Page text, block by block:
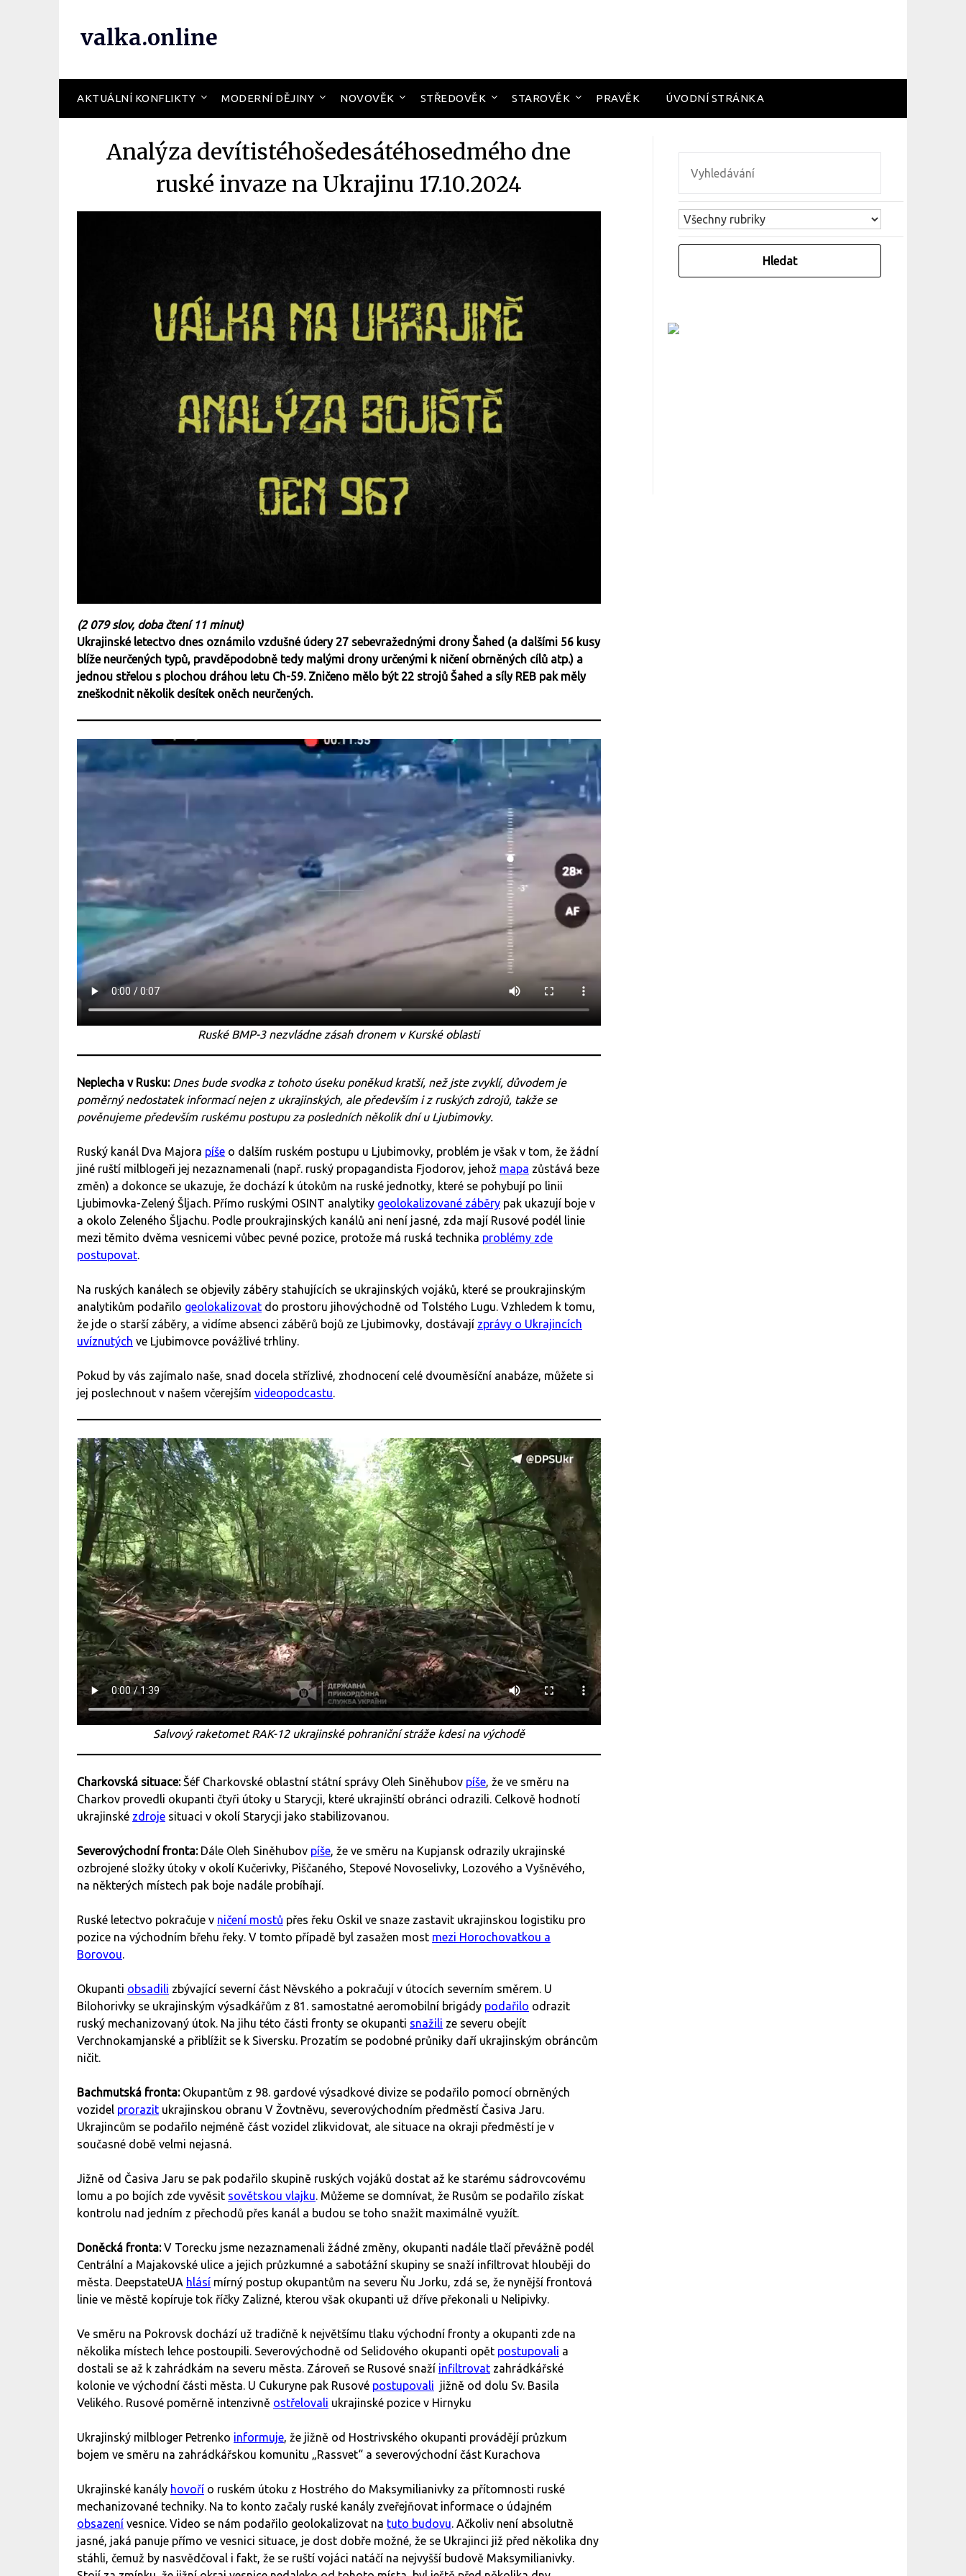
valka.online
AKTUÁLNÍ KONFLIKTY MODERNÍ DĚJINY NOVOVĚK STŘEDOVĚK STAROVĚK PRAVĚK ÚVODNÍ STRÁNKA
Analýza devítistéhošedesátéhosedmého dne
ruské invaze na Ukrajinu 17.10.2024
(2 079 slov, doba čtení 11 minut)
Ukrajinské letectvo dnes oznámilo vzdušné údery 27 sebevražednými drony Šahed (a dalšími 56 kusy
blíže neurčených typů, pravděpodobně tedy malými drony určenými k ničení obrněných cílů atp.) a
jednou střelou s plochou dráhou letu Ch-59. Zničeno mělo být 22 strojů Šahed a síly REB pak měly
zneškodnit několik desítek oněch neurčených.
Ruské BMP-3 nezvládne zásah dronem v Kurské oblasti
Neplecha v Rusku: Dnes bude svodka z tohoto úseku poněkud kratší, než jste zvyklí, důvodem je
poměrný nedostatek informací nejen z ukrajinských, ale především i z ruských zdrojů, takže se
pověnujeme především ruskému postupu za posledních několik dní u Ljubimovky.
Ruský kanál Dva Majora píše o dalším ruském postupu u Ljubimovky, problém je však v tom, že žádní
jiné ruští milblogeři jej nezaznamenali (např. ruský propagandista Fjodorov, jehož mapa zůstává beze
změn) a dokonce se ukazuje, že dochází k útokům na ruské jednotky, které se pohybují po linii
Ljubimovka-Zelený Šljach. Přímo ruskými OSINT analytiky geolokalizované záběry pak ukazují boje v
a okolo Zeleného Šljachu. Podle proukrajinských kanálů ani není jasné, zda mají Rusové podél linie
mezi těmito dvěma vesnicemi vůbec pevné pozice, protože má ruská technika problémy zde
postupovat.
Na ruských kanálech se objevily záběry stahujících se ukrajinských vojáků, které se proukrajinským
analytikům podařilo geolokalizovat do prostoru jihovýchodně od Tolstého Lugu. Vzhledem k tomu,
že jde o starší záběry, a vidíme absenci záběrů bojů ze Ljubimovky, dostávají zprávy o Ukrajincích
uvíznutých ve Ljubimovce povážlivé trhliny.
Pokud by vás zajímalo naše, snad docela střízlivé, zhodnocení celé dvouměsíční anabáze, můžete si
jej poslechnout v našem včerejším videopodcastu.
Salvový raketomet RAK-12 ukrajinské pohraniční stráže kdesi na východě
Charkovská situace:Šéf Charkovské oblastní státní správy Oleh Siněhubov píše, že ve směru na
Charkov provedli okupanti čtyři útoky u Starycji, které ukrajinští obránci odrazili. Celkově hodnotí
ukrajinské zdroje situaci v okolí Starycji jako stabilizovanou.
Severovýchodní fronta: Dále Oleh Siněhubov píše, že ve směru na Kupjansk odrazily ukrajinské
ozbrojené složky útoky v okolí Kučerivky, Piščaného, Stepové Novoselivky, Lozového a Vyšněvého,
na některých místech pak boje nadále probíhají.
Ruské letectvo pokračuje v ničení mostů přes řeku Oskil ve snaze zastavit ukrajinskou logistiku pro
pozice na východním břehu řeky. V tomto případě byl zasažen most mezi Horochovatkou a
Borovou.
Okupanti obsadili zbývající severní část Něvského a pokračují v útocích severním směrem. U
Bilohorivky se ukrajinským výsadkářům z 81. samostatné aeromobilní brigády podařilo odrazit
ruský mechanizovaný útok. Na jihu této části fronty se okupanti snažili ze severu obejít
Verchnokamjanské a přiblížit se k Siversku. Prozatím se podobné průniky daří ukrajinským obráncům
ničit.
Bachmutská fronta: Okupantům z 98. gardové výsadkové divize se podařilo pomocí obrněných
vozidel prorazit ukrajinskou obranu V Žovtněvu, severovýchodním předměstí Časiva Jaru.
Ukrajincům se podařilo nejméně část vozidel zlikvidovat, ale situace na okraji předměstí je v
současné době velmi nejasná.
Jižně od Časiva Jaru se pak podařilo skupině ruských vojáků dostat až ke starému sádrovcovému
lomu a po bojích zde vyvěsit sovětskou vlajku. Můžeme se domnívat, že Rusům se podařilo získat
kontrolu nad jedním z přechodů přes kanál a budou se toho snažit maximálně využít.
Doněcká fronta:V Torecku jsme nezaznamenali žádné změny, okupanti nadále tlačí převážně podél
Centrální a Majakovské ulice a jejich průzkumné a sabotážní skupiny se snaží infiltrovat hlouběji do
města. DeepstateUA hlásí mírný postup okupantům na severu Ňu Jorku, zdá se, že nynější frontová
linie ve městě kopíruje tok říčky Zalizné, kterou však okupanti už dříve překonali u Nelipivky.
Ve směru na Pokrovsk dochází už tradičně k největšímu tlaku východní fronty a okupanti zde na
několika místech lehce postoupili. Severovýchodně od Selidového okupanti opět postupovali a
dostali se až k zahrádkám na severu města. Zároveň se Rusové snaží infiltrovat zahrádkářské
kolonie ve východní části města. U Cukuryne pak Rusové postupovali jižně od dolu Sv. Basila
Velikého. Rusové poměrně intenzivně ostřelovali ukrajinské pozice v Hirnyku
Ukrajinský milbloger Petrenko informuje, že jižně od Hostrivského okupanti provádějí průzkum
bojem ve směru na zahrádkářskou komunitu „Rassvet“ a severovýchodní část Kurachova
Ukrajinské kanály hovoří o ruském útoku z Hostrého do Maksymilianivky za přítomnosti ruské
mechanizované techniky. Na to konto začaly ruské kanály zveřejňovat informace o údajném
obsazení vesnice. Video se nám podařilo geolokalizovat na tuto budovu. Ačkoliv není absolutně
jasné, jaká panuje přímo ve vesnici situace, je dost dobře možné, že se Ukrajinci již před několika dny
stáhli, čemuž by nasvědčoval i fakt, že se ruští vojáci natáčí na nejvyšší budově Maksymilianivky.